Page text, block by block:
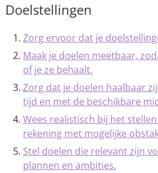
Doelstellingen
Zorg ervoor dat je
Maak je doelen meetbaar,
of je ze behaalt.
Zorg dat je doelen haalbaar
tijd en met de beschikbare
Wees realistisch bij het
rekening met mogelijke
Stel doelen die relevant zijn
plannen en ambities.